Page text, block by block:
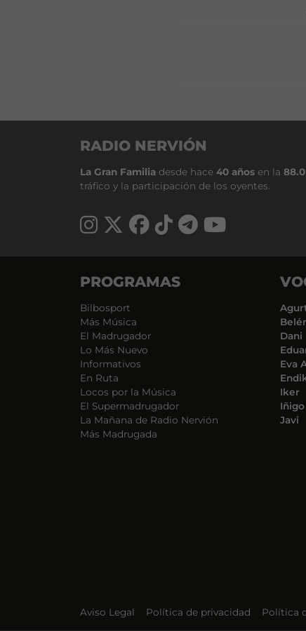
RADIO NERVIÓN
La Gran Familia desde hace 40 años en la 88.0
tráfico y la participación de los oyentes.
PROGRAMAS
Bilbosport
Más Música
El Madrugador
Lo Más Nuevo
Informativos
En Ruta
Locos por la Música
El Supermadrugador
La Mañana de Radio Nervión
Más Madrugada
Dani
Eva
Iker
Iñigo
Javi
Aviso Legal Política de privacidad Política